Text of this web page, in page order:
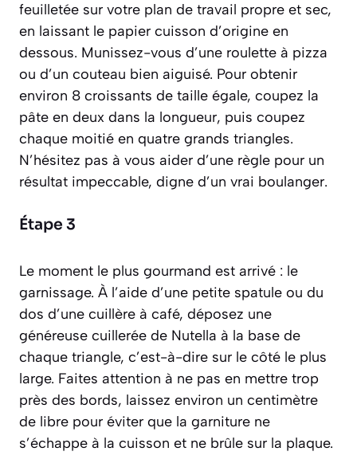
feuilletée sur votre plan de travail propre et sec,
en laissant le papier cuisson d’origine en
dessous. Munissez-vous d’une roulette à pizza
ou d’un couteau bien aiguisé. Pour obtenir
environ 8 croissants de taille égale, coupez la
pâte en deux dans la longueur, puis coupez
chaque moitié en quatre grands triangles.
N’hésitez pas à vous aider d’une règle pour un
résultat impeccable, digne d’un vrai boulanger.
Étape 3
Le moment le plus gourmand est arrivé : le
garnissage. À l’aide d’une petite spatule ou du
dos d’une cuillère à café, déposez une
généreuse cuillerée de Nutella à la base de
chaque triangle, c’est-à-dire sur le côté le plus
large. Faites attention à ne pas en mettre trop
près des bords, laissez environ un centimètre
de libre pour éviter que la garniture ne
s’échappe à la cuisson et ne brûle sur la plaque.